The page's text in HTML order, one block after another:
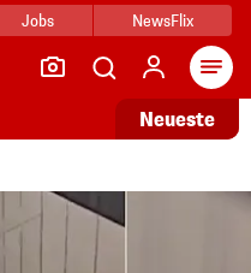
Jobs NewsFlix
Neueste